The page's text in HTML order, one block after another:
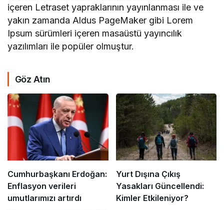
içeren Letraset yapraklarının yayınlanması ile ve
yakın zamanda Aldus PageMaker gibi Lorem
Ipsum sürümleri içeren masaüstü yayıncılık
yazılımları ile popüler olmuştur.
Göz Atın
Cumhurbaşkanı Erdoğan:
Enflasyon verileri
umutlarımızı artırdı
Yurt Dışına Çıkış
Yasakları Güncellendi:
Kimler Etkileniyor?